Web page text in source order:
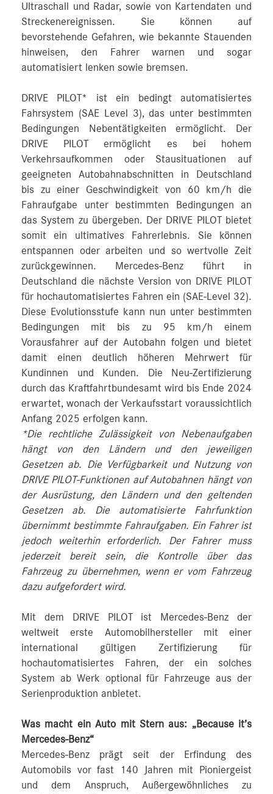
Ultraschall und Radar, sowie von Kartendaten und
Streckenereignissen. Sie können auf
bevorstehende Gefahren, wie bekannte Stauenden
hinweisen, den Fahrer warnen und sogar
automatisiert lenken sowie bremsen.
DRIVE PILOT* ist ein bedingt automatisiertes
Fahrsystem (SAE Level 3), das unter bestimmten
Bedingungen Nebentätigkeiten ermöglicht. Der
DRIVE PILOT ermöglicht es bei hohem
Verkehrsaufkommen oder Stausituationen auf
geeigneten Autobahnabschnitten in Deutschland
bis zu einer Geschwindigkeit von 60 km/h die
Fahraufgabe unter bestimmten Bedingungen an
das System zu übergeben. Der DRIVE PILOT bietet
somit ein ultimatives Fahrerlebnis. Sie können
entspannen oder arbeiten und so wertvolle Zeit
zurückgewinnen. Mercedes-Benz führt in
Deutschland die nächste Version von DRIVE PILOT
für hochautomatisiertes Fahren ein (SAE-Level 32).
Diese Evolutionsstufe kann nun unter bestimmten
Bedingungen mit bis zu 95 km/h einem
Vorausfahrer auf der Autobahn folgen und bietet
damit einen deutlich höheren Mehrwert für
Kundinnen und Kunden. Die Neu-Zertifizierung
durch das Kraftfahrtbundesamt wird bis Ende 2024
erwartet, wonach der Verkaufsstart voraussichtlich
Anfang 2025 erfolgen kann.
*Die rechtliche Zulässigkeit von Nebenaufgaben
hängt von den Ländern und den jeweiligen
Gesetzen ab. Die Verfügbarkeit und Nutzung von
DRIVE PILOT-Funktionen auf Autobahnen hängt von
der Ausrüstung, den Ländern und den geltenden
Gesetzen ab. Die automatisierte Fahrfunktion
übernimmt bestimmte Fahraufgaben. Ein Fahrer ist
jedoch weiterhin erforderlich. Der Fahrer muss
jederzeit bereit sein, die Kontrolle über das
Fahrzeug zu übernehmen, wenn er vom Fahrzeug
dazu aufgefordert wird.
Mit dem DRIVE PILOT ist Mercedes‑Benz der
weltweit erste Automobilhersteller mit einer
international gültigen Zertifizierung für
hochautomatisiertes Fahren, der ein solches
System ab Werk optional für Fahrzeuge aus der
Serienproduktion anbietet.
Was macht ein Auto mit Stern aus: „Because it’s
Mercedes-Benz“
Mercedes-Benz prägt seit der Erfindung des
Automobils vor fast 140 Jahren mit Pioniergeist
und dem Anspruch, Außergewöhnliches zu